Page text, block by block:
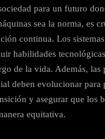
para un futuro
sea la norma, es
continua. Los
habilidades
de la vida. Además, las
deben evolucionar para
y asegurar que los
equitativa.